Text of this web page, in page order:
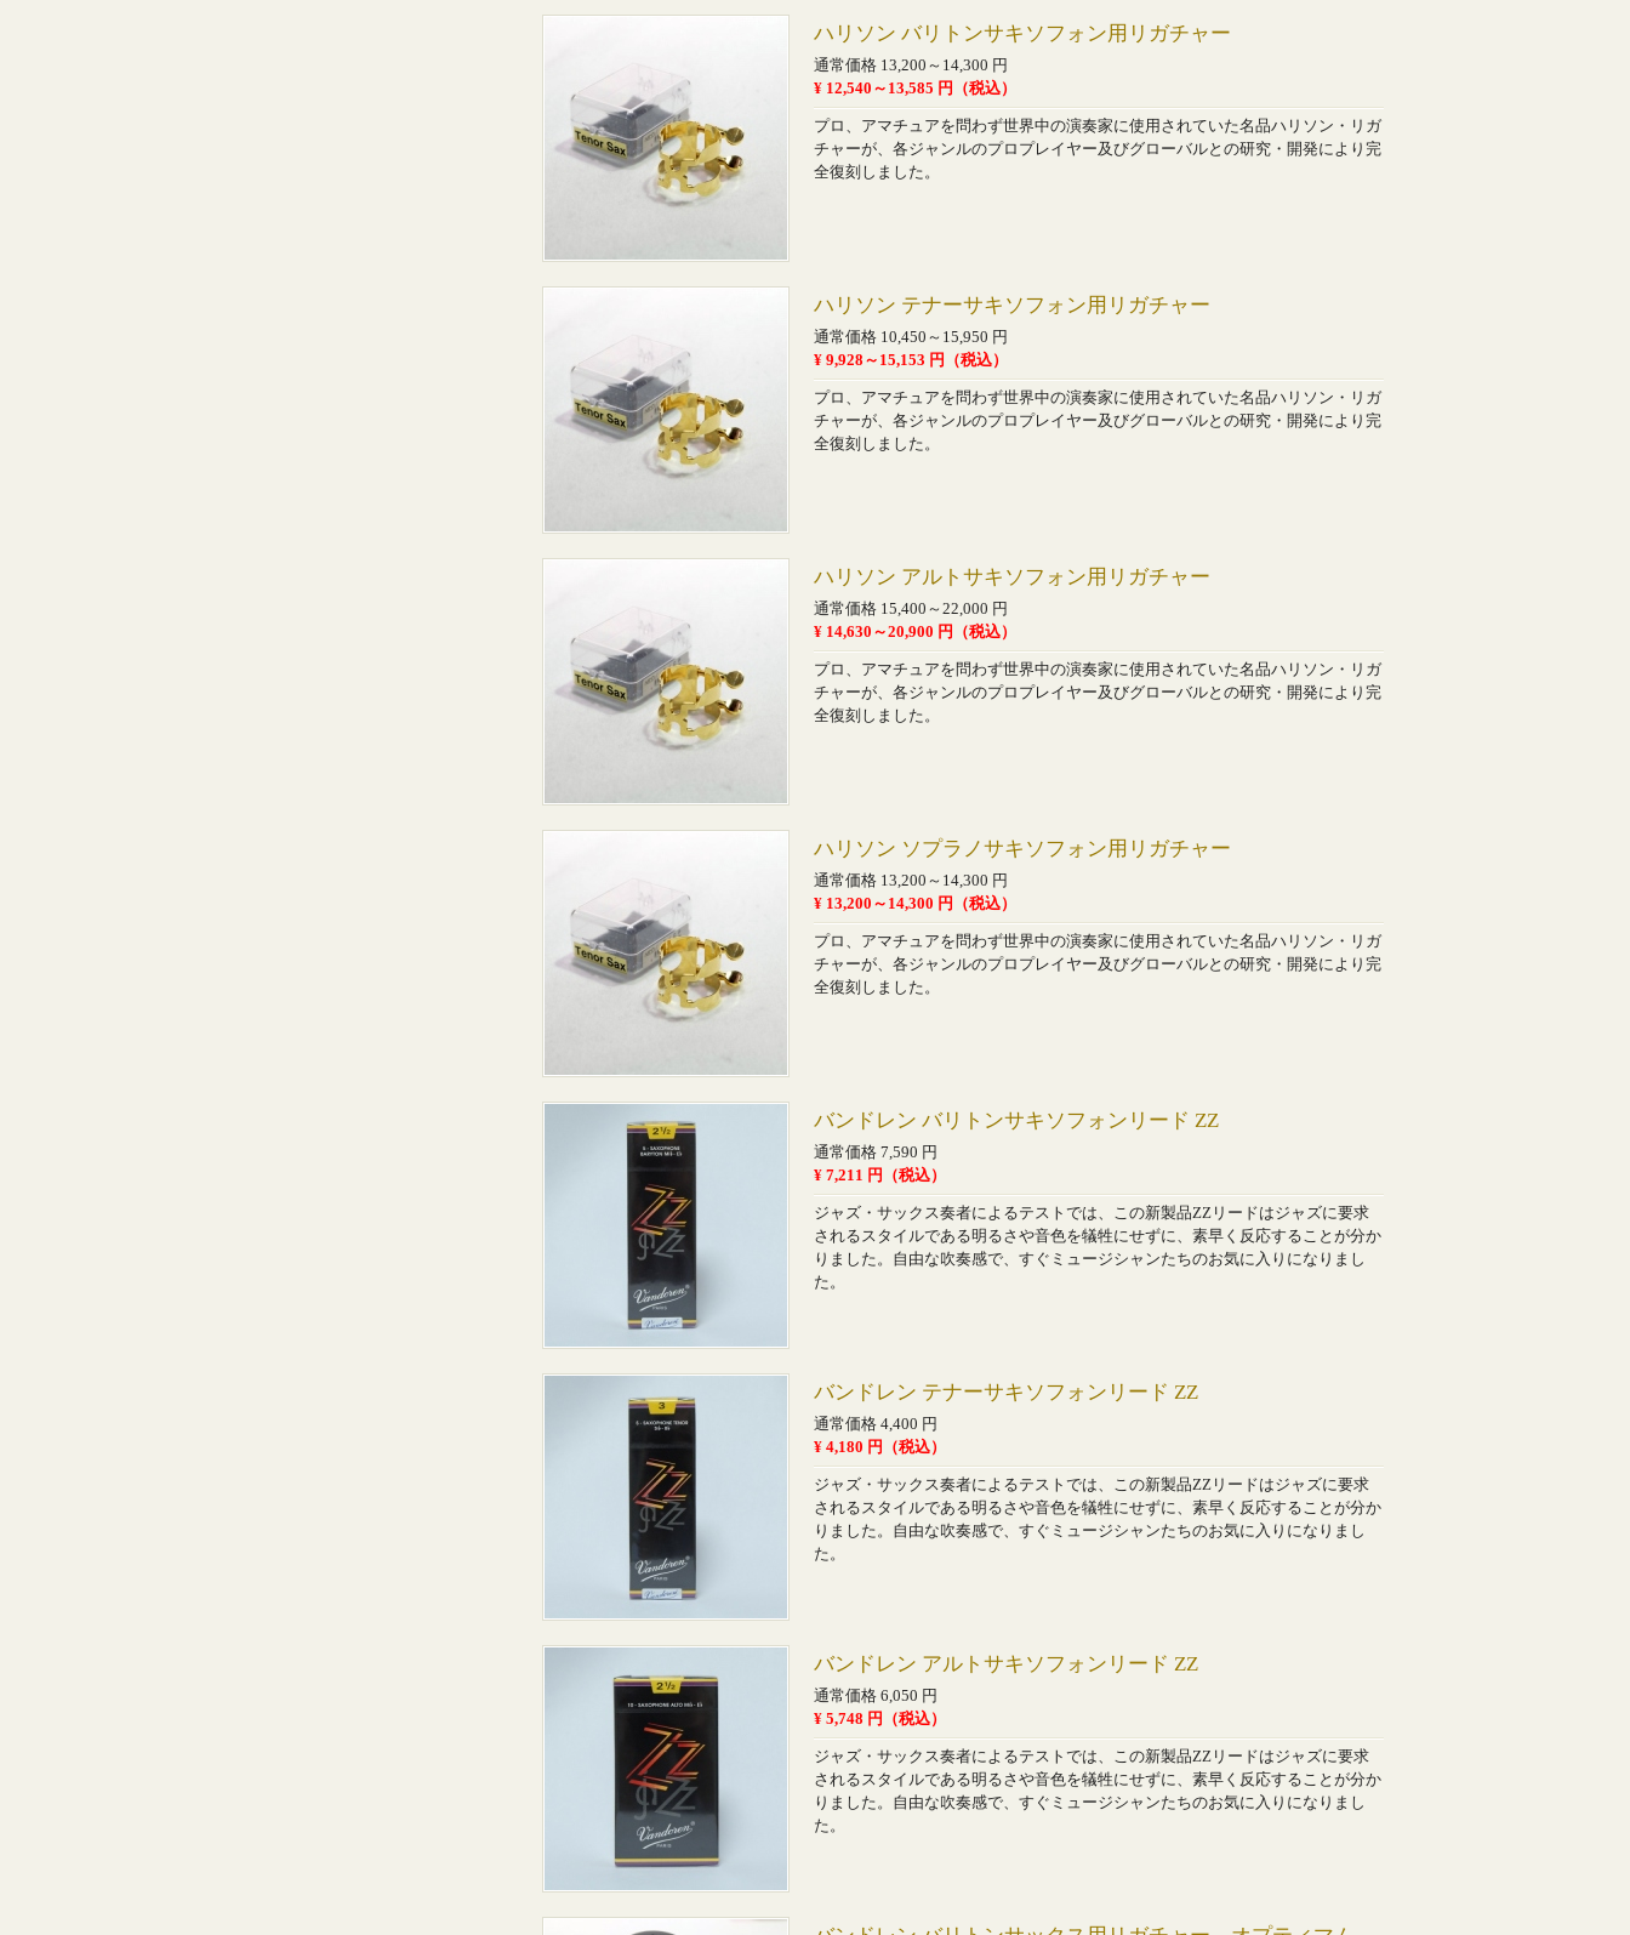
ハリソン バリトンサキソフォン用リガチャー
通常価格 13,200～14,300 円
¥ 12,540～13,585 円（税込）
プロ、アマチュアを問わず世界中の演奏家に使用されていた名品ハリソン・リガ
チャーが、各ジャンルのプロプレイヤー及びグローバルとの研究・開発により完
全復刻しました。
ハリソン テナーサキソフォン用リガチャー
通常価格 10,450～15,950 円
¥ 9,928～15,153 円（税込）
プロ、アマチュアを問わず世界中の演奏家に使用されていた名品ハリソン・リガ
チャーが、各ジャンルのプロプレイヤー及びグローバルとの研究・開発により完
全復刻しました。
ハリソン アルトサキソフォン用リガチャー
通常価格 15,400～22,000 円
¥ 14,630～20,900 円（税込）
プロ、アマチュアを問わず世界中の演奏家に使用されていた名品ハリソン・リガ
チャーが、各ジャンルのプロプレイヤー及びグローバルとの研究・開発により完
全復刻しました。
ハリソン ソプラノサキソフォン用リガチャー
通常価格 13,200～14,300 円
¥ 13,200～14,300 円（税込）
プロ、アマチュアを問わず世界中の演奏家に使用されていた名品ハリソン・リガ
チャーが、各ジャンルのプロプレイヤー及びグローバルとの研究・開発により完
全復刻しました。
バンドレン バリトンサキソフォンリード ZZ
通常価格 7,590 円
¥ 7,211 円（税込）
ジャズ・サックス奏者によるテストでは、この新製品ZZリードはジャズに要求
されるスタイルである明るさや音色を犠牲にせずに、素早く反応することが分か
りました。自由な吹奏感で、すぐミュージシャンたちのお気に入りになりまし
た。
バンドレン テナーサキソフォンリード ZZ
通常価格 4,400 円
¥ 4,180 円（税込）
ジャズ・サックス奏者によるテストでは、この新製品ZZリードはジャズに要求
されるスタイルである明るさや音色を犠牲にせずに、素早く反応することが分か
りました。自由な吹奏感で、すぐミュージシャンたちのお気に入りになりまし
た。
バンドレン アルトサキソフォンリード ZZ
通常価格 6,050 円
¥ 5,748 円（税込）
ジャズ・サックス奏者によるテストでは、この新製品ZZリードはジャズに要求
されるスタイルである明るさや音色を犠牲にせずに、素早く反応することが分か
りました。自由な吹奏感で、すぐミュージシャンたちのお気に入りになりまし
た。